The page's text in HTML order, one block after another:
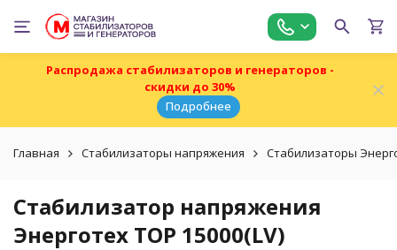
Распродажа стабилизаторов и генераторов -
скидки до 30%
Подробнее
Главная Стабилизаторы напряжения Стабилизаторы
Стабилизатор напряжения
Энерготех TOP 15000(LV)